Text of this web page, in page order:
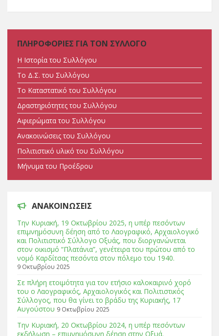
ΠΛΗΡΟΦΟΡΙΕΣ ΓΙΑ ΤΟΝ ΣΥΛΛΟΓΟ
Η Ιστορία του Συλλόγου
Tο Δ.Σ. του Συλλόγου
Tο Καταστατικό του Συλλόγου
Δραστηριότητες του Συλλόγου
Αφιερώματα του Συλλόγου
Ανακοινώσεις του Συλλόγου
Πολιτιστικό υλικό του Συλλόγου
Μήνυμα του Προέδρου
ΑΝΑΚΟΙΝΩΣΕΙΣ
Tην Κυριακή, 19 Οκτωβρίου 2025, η υπέρ πεσόντων
επιμνημόσυνη δέηση από το Λαογραφικό, Αρχαιολογικό
και Πολιτιστικό Σύλλογο Οξυάς, που διοργανώνεται
στον οικισμό “Πλατάνια”, γενέτειρα του πρώτου από το
νομό Καρδίτσας πεσόντα στον πόλεμο του 1940.
9 Οκτωβρίου 2025
Σε πλήρη ετοιμότητα για τον ετήσιο καλοκαιρινό χορό
του ο Λαογραφικός, Αρχαιολογικός και Πολιτιστικός
Σύλλογος, που θα γίνει το βράδυ της Κυριακής, 17
Αυγούστου 9 Οκτωβρίου 2025
Tην Κυριακή, 20 Οκτωβρίου 2024, η υπέρ πεσόντων
εκδήλωση – επιμνημόσυνη δέηση στην Οξυά.